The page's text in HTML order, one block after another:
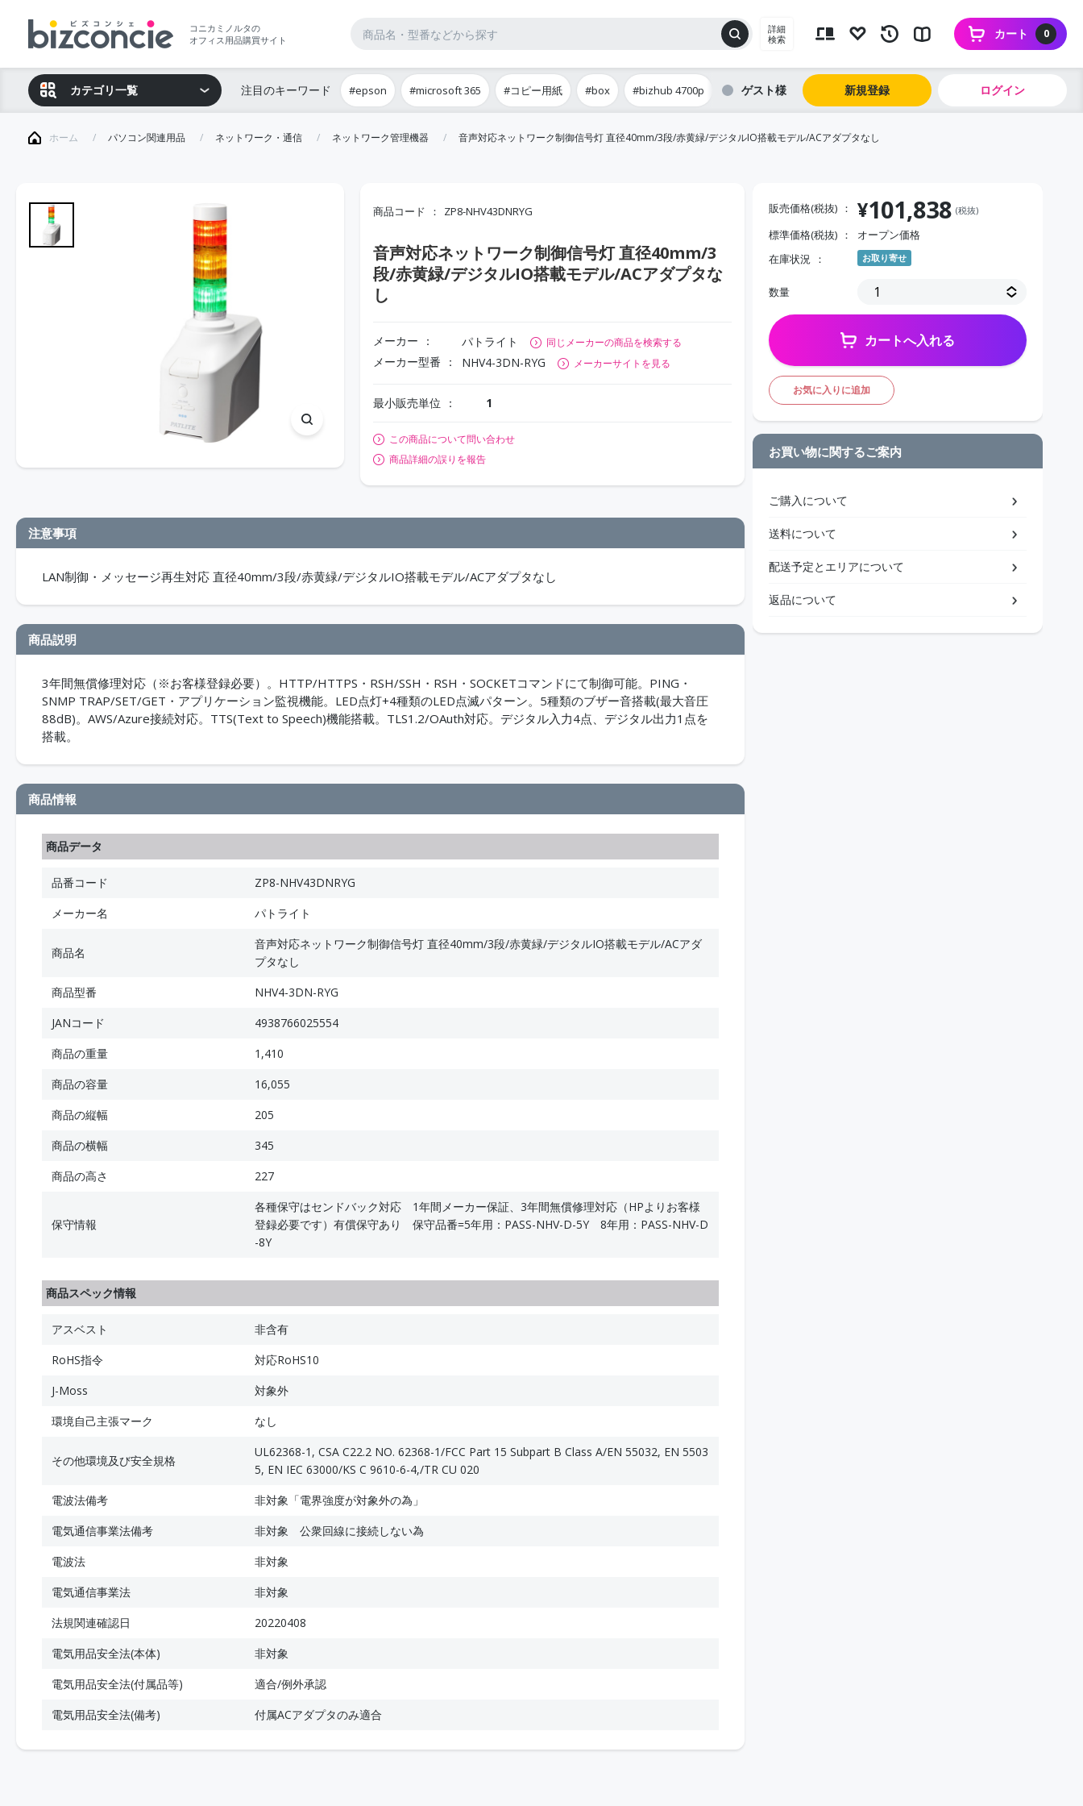
コニカミノルタの
オフィス用品購買サイト
詳細
検索
0
カート
カテゴリ一覧 注目のキーワード #epson #microsoft 365 #コピー用紙 #box #bizhub 4700p ゲスト 新規登録 ログイン
ホーム パソコン関連用品 ネットワーク・通信 ネットワーク管理機器 音声対応ネットワーク制御信号灯 直径40mm/3段/赤黄緑/デジタルIO搭載モデル/ACアダプタなし
商品コード ZP8-NHV43DNRYG
音声対応ネットワーク制御信号灯 直径40mm/3
段/赤黄緑/デジタルIO搭載モデル/ACアダプタな
し
メーカー パトライト 同じメーカーの商品を検索する
メーカー型番 NHV4-3DN-RYG メーカーサイトを見る
最小販売単位 1
この商品について問い合わせ
商品詳細の誤りを報告
注意事項
LAN制御・メッセージ再生対応 直径40mm/3段/赤黄緑/デジタルIO搭載モデル/ACアダプタなし
商品説明
3年間無償修理対応（※お客様登録必要）。HTTP/HTTPS・RSH/SSH・RSH・SOCKETコマンドにて制御可能。PING・
SNMP TRAP/SET/GET・アプリケーション監視機能。LED点灯+4種類のLED点滅パターン。5種類のブザー音搭載(最大音圧
88dB)。AWS/Azure接続対応。TTS(Text to Speech)機能搭載。TLS1.2/OAuth対応。デジタル入力4点、デジタル出力1点を
搭載。
商品情報
商品データ
品番コード
ZP8-NHV43DNRYG
メーカー名
パトライト
商品名
音声対応ネットワーク制御信号灯 直径40mm/3段/赤黄緑/デジタルIO搭載モデル/ACアダ
プタなし
商品型番
NHV4-3DN-RYG
JANコード
4938766025554
商品の重量
1,410
商品の容量
16,055
商品の縦幅
205
商品の横幅
345
商品の高さ
227
保守情報
各種保守はセンドバック対応 1年間メーカー保証、3年間無償修理対応（HPよりお客様
登録必要です）有償保守あり 保守品番=5年用：PASS-NHV-D-5Y 8年用：PASS-NHV-D
-8Y
商品スペック情報
アスベスト
非含有
RoHS指令
対応RoHS10
J-Moss
対象外
環境自己主張マーク
なし
その他環境及び安全規格
UL62368-1, CSA C22.2 NO. 62368-1/FCC Part 15 Subpart B Class A/EN 55032, EN 5503
5, EN IEC 63000/KS C 9610-6-4,/TR CU 020
電波法備考
非対象「電界強度が対象外の為」
電気通信事業法備考
非対象 公衆回線に接続しない為
電波法
非対象
電気通信事業法
非対象
法規関連確認日
20220408
電気用品安全法(本体)
非対象
電気用品安全法(付属品等)
適合/例外承認
電気用品安全法(備考)
付属ACアダプタのみ適合
販売価格(税抜) ¥101,838 (税抜)
標準価格(税抜)
オープン価格
在庫状況
お取り寄せ
数量
カートへ入れる
お気に入りに追加
お買い物に関するご案内
ご購入について
送料について
配送予定とエリアについて
返品について